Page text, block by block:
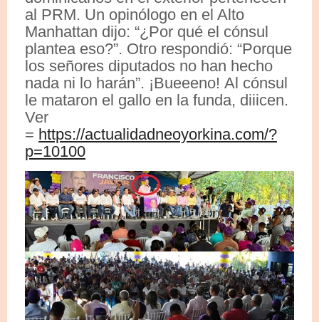
al PRM. Un opinólogo en el Alto
Manhattan dijo: “¿Por qué el cónsul
plantea eso?”. Otro respondió: “Porque
los señores diputados no han hecho
nada ni lo harán”. ¡Bueeeno! Al cónsul
le mataron el gallo en la funda, diiicen.
Ver
= https://actualidadneoyorkina.com/?
p=10100